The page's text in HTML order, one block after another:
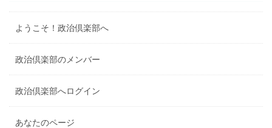
ようこそ！政治倶楽部へ
政治倶楽部のメンバー
政治倶楽部へログイン
あなたのページ